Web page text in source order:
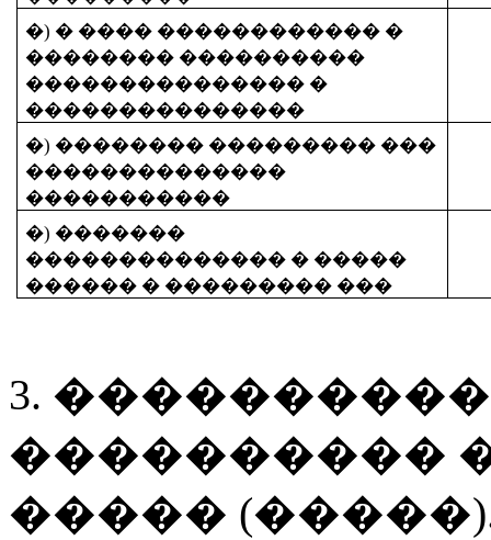
�) � ���� ������������ �
�������� ����������
��������������� �
���������������
�) �������� ��������� ���
��������������
�����������
�) �������
�������������� � �����
������ � ��������� ���
3.
����������
�����